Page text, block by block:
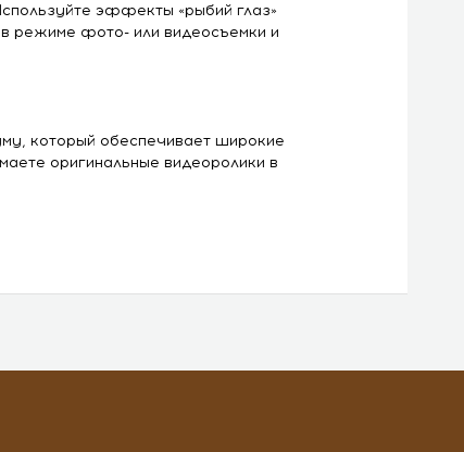
эффекты «рыбий глаз»
режиме фото- или видеосъемки и
который обеспечивает широкие
оригинальные видеоролики в